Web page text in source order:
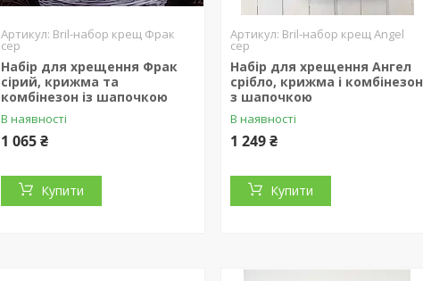
Bril-набор крещ Фрак
сер
Набір для хрещення Фрак
сірий, крижма та
комбінезон із шапочкою
В наявності
1 065 ₴
Купити
Bril-набор крещ Angel
сер
Набір для хрещення Ангел
срібло, крижма і комбінезон
з шапочкою
В наявності
1 249 ₴
Купити